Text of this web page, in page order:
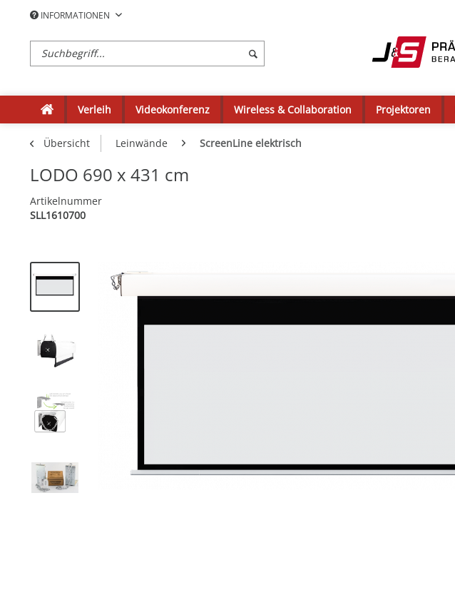
INFORMATIONEN
Verleih Videokonferenz Wireless & Collaboration Projektoren
Übersicht Leinwände ScreenLine elektrisch
LODO 690 x 431 cm
Artikelnummer
SLL1610700